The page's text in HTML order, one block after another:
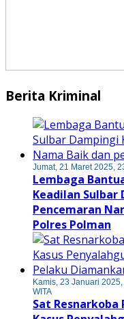
Berita Kriminal
Jumat, 21 Maret 2025,
Lembaga
Keadilan Sulbar
Pencemaran
Polres Polman
Kamis, 23 Januari 2025,
WITA
Sat